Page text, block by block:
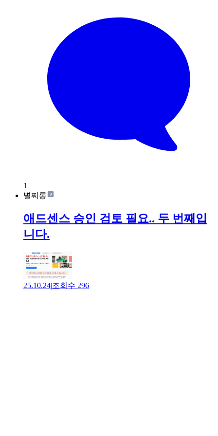
1
별찌롱
애드센스 승인 검토 필요.. 두 번째입
니다.
25.10.24|조회수 296